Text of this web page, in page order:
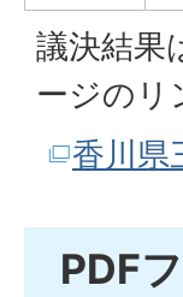
議決結果
ージのリ
香川県
PDF